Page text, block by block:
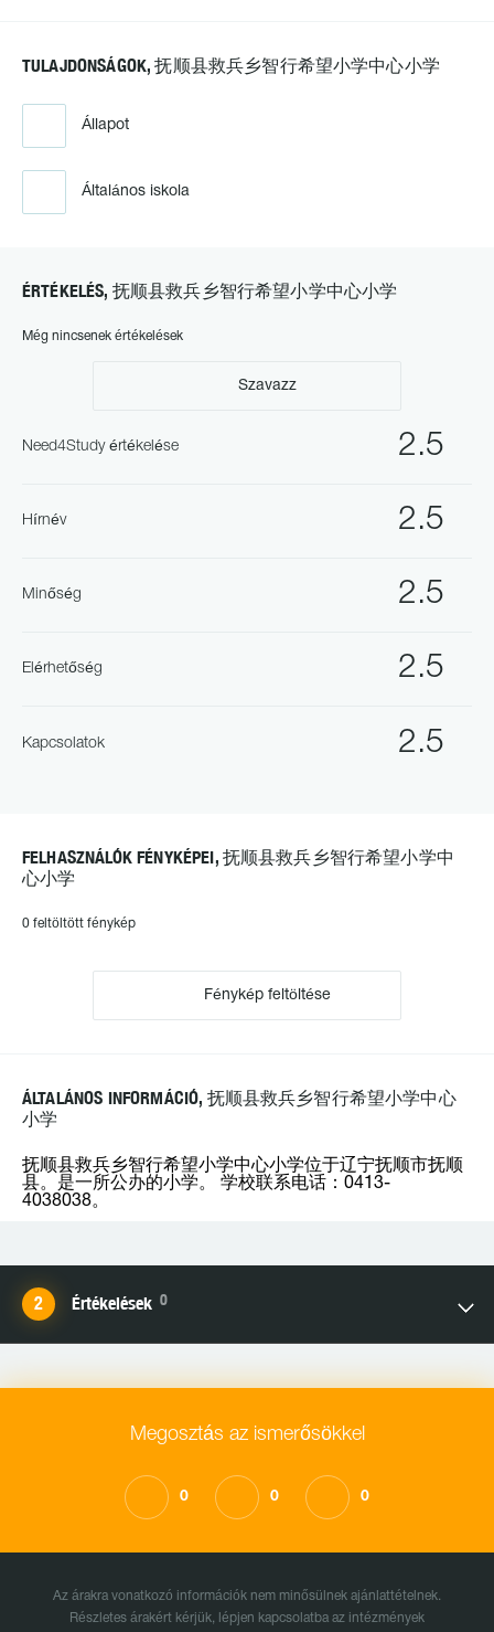
TULAJDONSÁGOK, 抚顺县救兵乡智行希望小学中心小学
Állapot
Általános iskola
ÉRTÉKELÉS, 抚顺县救兵乡智行希望小学中心小学
Még nincsenek értékelések
Szavazz
2.5
Need4Study értékelése
2.5
Hírnév
2.5
Minőség
2.5
Elérhetőség
2.5
Kapcsolatok
FELHASZNÁLÓK FÉNYKÉPEI, 抚顺县救兵乡智行希望小学中
心小学
0 feltöltött fénykép
Fénykép feltöltése
ÁLTALÁNOS INFORMÁCIÓ, 抚顺县救兵乡智行希望小学中心
小学
抚顺县救兵乡智行希望小学中心小学位于辽宁抚顺市抚顺
县。是一所公办的小学。 学校联系电话：0413-
4038038。
Értékelések 0
Megosztás az ismerősökkel
0 0 0
Az árakra vonatkozó információk nem minősülnek ajánlattételnek.
Részletes árakért kérjük, lépjen kapcsolatba az intézmények